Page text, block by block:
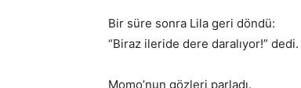
Bir süre sonra Lila geri döndü:
“Biraz ileride dere daralıyor!” dedi.
Momo’nun gözleri parladı.